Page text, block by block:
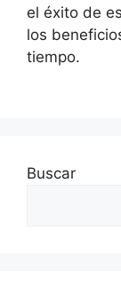
el éxito de
los
tiempo.
Buscar